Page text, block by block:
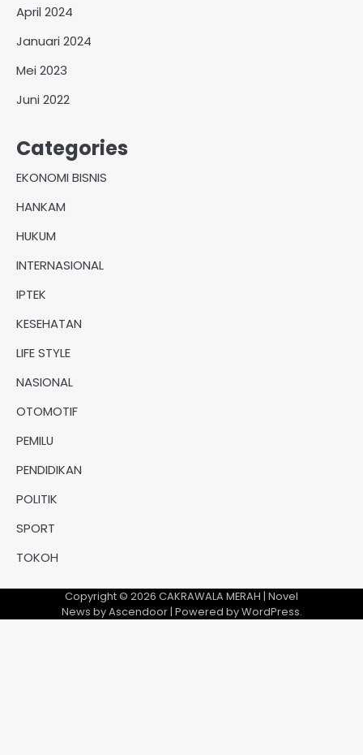
April 2024
Januari 2024
Mei 2023
Juni 2022
Categories
EKONOMI BISNIS
HANKAM
HUKUM
INTERNASIONAL
IPTEK
KESEHATAN
LIFE STYLE
NASIONAL
OTOMOTIF
PEMILU
PENDIDIKAN
POLITIK
SPORT
TOKOH
Copyright © 2026 CAKRAWALA MERAH | Novel
News byAscendoor| Powered byWordPress.